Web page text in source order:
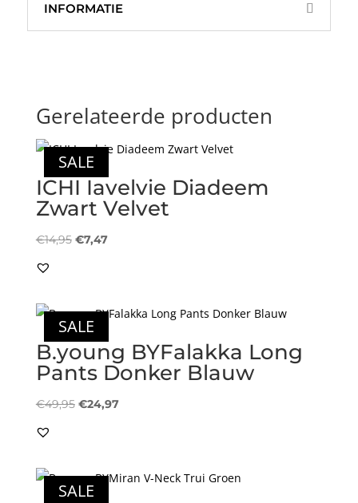
INFORMATIE
Gerelateerde producten
SALE
ICHI Iavelvie Diadeem
Zwart Velvet
€14,95 Oorspronkelijke
€7,47Huidige
SALE
B.young BYFalakka Long
Pants Donker Blauw
€49,95 Oorspronkelijke
€24,97Huidige
SALE